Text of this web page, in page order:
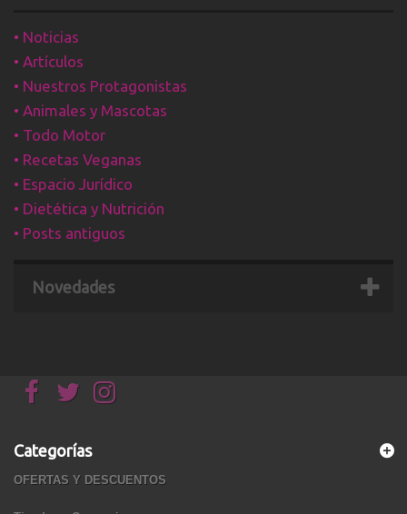
• Noticias
• Artículos
• Nuestros Protagonistas
• Animales y Mascotas
• Todo Motor
• Recetas Veganas
• Espacio Jurídico
• Dietética y Nutrición
• Posts antiguos
Novedades
Categorías
OFERTAS Y DESCUENTOS